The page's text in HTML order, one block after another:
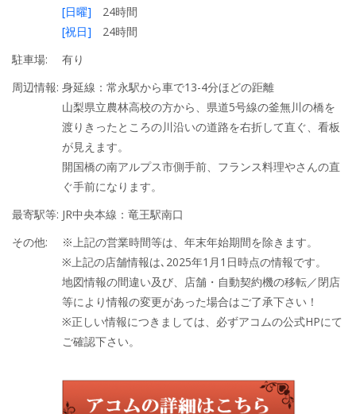
[日曜] 24時間
[祝日] 24時間
駐車場:
有り
周辺情報: 身延線：常永駅から車で13-4分ほどの距離
山梨県立農林高校の方から、県道5号線の釜無川の橋を
渡りきったところの川沿いの道路を右折して直ぐ、看板
が見えます。
開国橋の南アルプス市側手前、フランス料理やさんの直
ぐ手前になります。
最寄駅等: JR中央本線：竜王駅南口
その他:
※上記の営業時間等は、年末年始期間を除きます。
※上記の店舗情報は､2025年1月1日時点の情報です。
地図情報の間違い及び、店舗・自動契約機の移転／閉店
等により情報の変更があった場合はご了承下さい！
※正しい情報につきましては、必ずアコムの公式HPにて
ご確認下さい。